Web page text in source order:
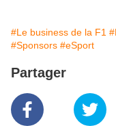
#Le business de la F1
#Sponsors #eSport
Partager